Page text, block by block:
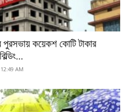
কয়েকশ কোটি টাকার
AM